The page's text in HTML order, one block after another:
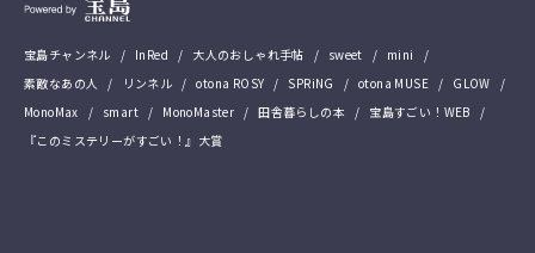
宝島チャンネル InRed 大人のおしゃれ手帖 sweet
mini
素敵なあの人
リンネル otona ROSY SPRiNG otona MUSE
GLOW
MonoMax
smart MonoMaster 田舎暮らしの本
宝島すごい！WEB
『このミステリーがすごい！』大賞